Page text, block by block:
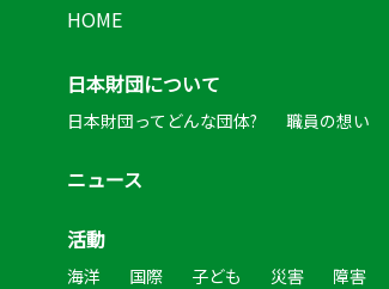
HOME
日本財団について
日本財団ってどんな団体? 職員の想い
ニュース
活動
海洋 国際 子ども 災害 障害